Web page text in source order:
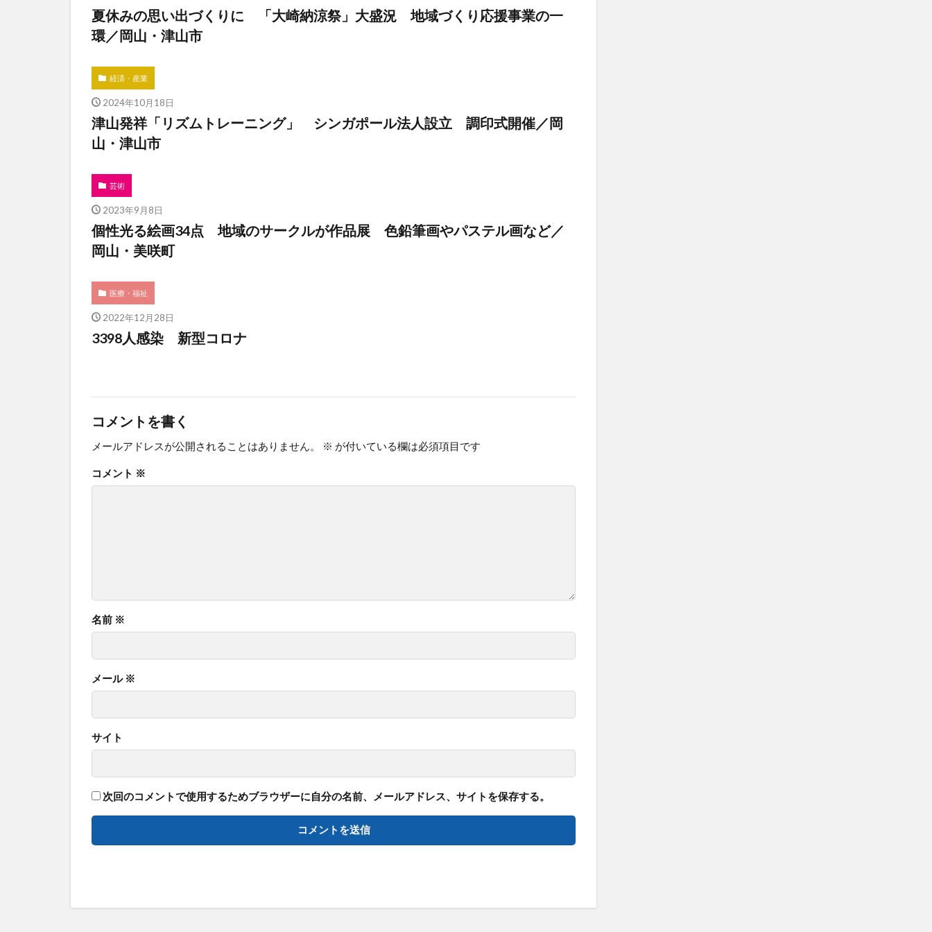
夏休みの思い出づくりに 「大崎納涼祭」大盛況 地域づくり応援事業の一
環／岡山・津山市
経済・産業
2024年10月18日
津山発祥「リズムトレーニング」 シンガポール法人設立 調印式開催／岡
山・津山市
芸術
2023年9月8日
個性光る絵画34点 地域のサークルが作品展 色鉛筆画やパステル画など／
岡山・美咲町
医療・福祉
2022年12月28日
3398人感染 新型コロナ
コメントを書く
メールアドレスが公開されることはありません。 ※ が付いている欄は必須項目です
コメント ※
名前 ※
メール ※
サイト
次回のコメントで使用するためブラウザーに自分の名前、メールアドレス、サイトを保存する。